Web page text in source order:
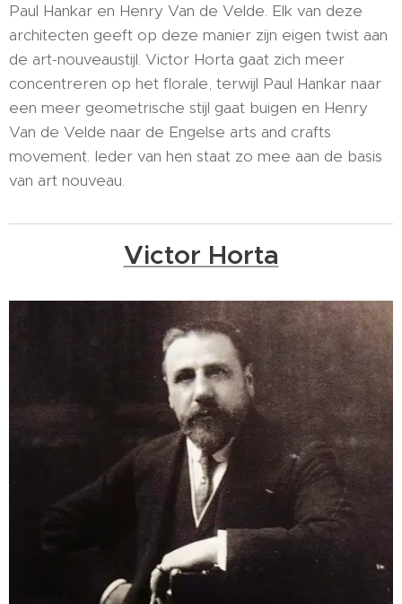
Paul Hankar en Henry Van de Velde. Elk van deze
architecten geeft op deze manier zijn eigen twist aan
de art-nouveaustijl. Victor Horta gaat zich meer
concentreren op het florale, terwijl Paul Hankar naar
een meer geometrische stijl gaat buigen en Henry
Van de Velde naar de Engelse arts and crafts
movement. Ieder van hen staat zo mee aan de basis
van art nouveau.
Victor Horta